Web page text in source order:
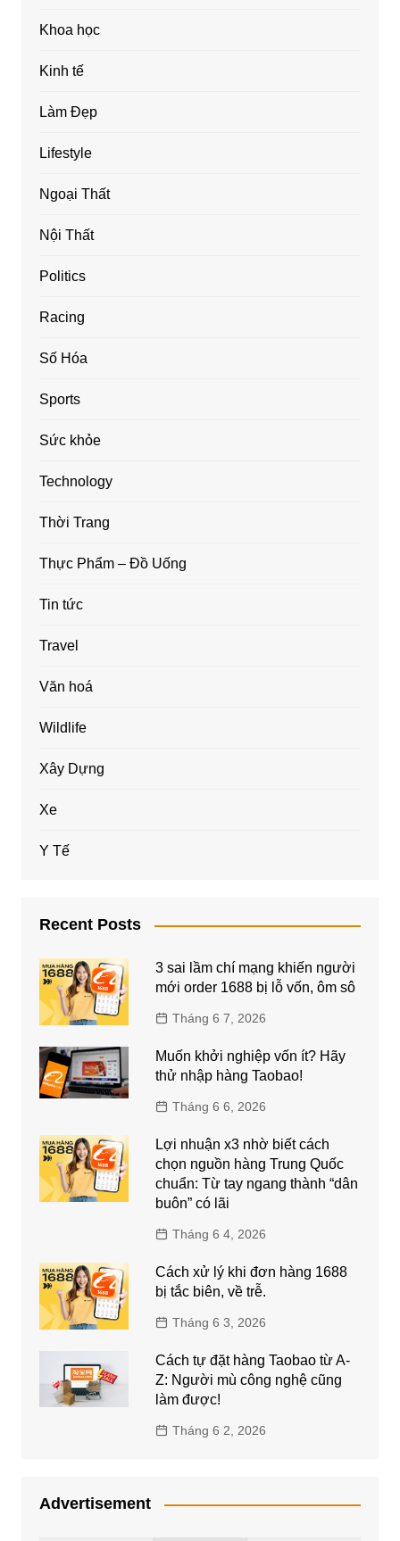
Khoa học
Kinh tế
Làm Đẹp
Lifestyle
Ngoại Thất
Nội Thất
Politics
Racing
Số Hóa
Sports
Sức khỏe
Technology
Thời Trang
Thực Phẩm – Đồ Uống
Tin tức
Travel
Văn hoá
Wildlife
Xây Dựng
Xe
Y Tế
Recent Posts
3 sai lầm chí mạng khiến người
mới order 1688 bị lỗ vốn, ôm sô
Tháng 6 7, 2026
Muốn khởi nghiệp vốn ít? Hãy
thử nhập hàng Taobao!
Tháng 6 6, 2026
Lợi nhuận x3 nhờ biết cách
chọn nguồn hàng Trung Quốc
chuẩn: Từ tay ngang thành “dân
buôn” có lãi
Tháng 6 4, 2026
Cách xử lý khi đơn hàng 1688
bị tắc biên, về trễ.
Tháng 6 3, 2026
Cách tự đặt hàng Taobao từ A-
Z: Người mù công nghệ cũng
làm được!
Tháng 6 2, 2026
Advertisement